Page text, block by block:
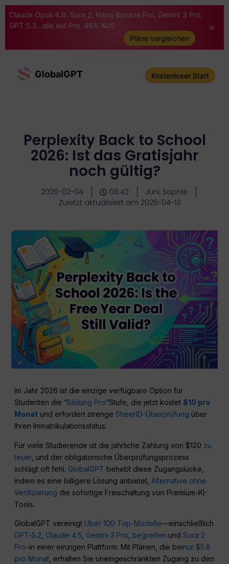
Claude Opus 4.6, Sora 2, Nano Banana Pro, Gemini 3 Pro,
GPT 5.2...alle auf Pro. 46% AUS
Pläne vergleichen
GlobalGPT Kostenloser Start
Perplexity Back to School
2026: Ist das Gratisjahr
noch gültig?
2026-02-04 06:42
Juni, Sophie
Zuletzt aktualisiert am 2026-04-13
Im Jahr 2026 ist die einzige verfügbare Option für
Studenten die “Bildung Pro”Stufe, die jetzt kostet $10 pro
Monat und erfordert strengeSheerID-Überprüfung über
Ihren Immatrikulationsstatus.
Für viele Studierende ist die jährliche Zahlung von $120 zu
teuer, und der obligatorische Überprüfungsprozess
schlägt oft fehl. GlobalGPT behebt diese Zugangslücke,
indem es eine billigere Lösung anbietet,Alternative ohne
Verifizierung die sofortige Freischaltung von Premium-KI-
Tools.
GlobalGPT vereinigt Über 100 Top-Modelle—einschließlich
GPT-5.2 Claude 4.5 Gemini 3 Pro begreifen undSora 2
Pro-in einer einzigen Plattform. Mit Plänen, die beinur $5.8
pro Monat , erhalten Sie uneingeschränkten Zugang zu den